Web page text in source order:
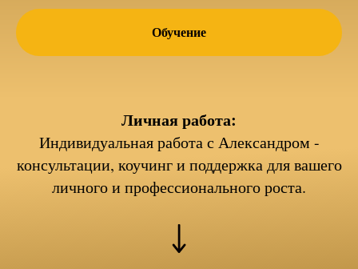
Обучение
Личная работа:
Индивидуальная работа с Александром -
консультации, коучинг и поддержка для вашего
личного и профессионального роста.